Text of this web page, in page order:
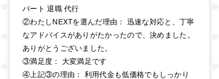
パート 退職 代行
②わたしNEXTを選んだ理由： 迅速な対応と、丁寧
なアドバイスがありがたかったので、決めました。
ありがとうございました。
③満足度： 大変満足です
④上記③の理由： 利用代金も低価格でもしっかり